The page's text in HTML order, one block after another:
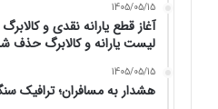
1405/05/15
لیست یارانه و کالابرگ حذف
1405/05/15
هشدار به مسافران؛ ترافیک